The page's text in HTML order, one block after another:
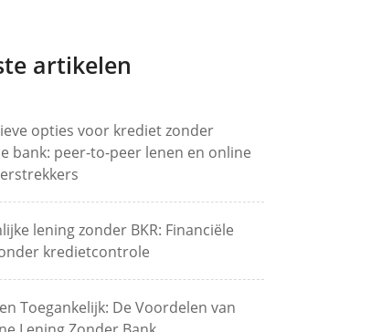
artikelen
opties voor krediet zonder
bank: peer-to-peer lenen en online
lening zonder BKR: Financiële
kredietcontrole
Toegankelijk: De Voordelen van